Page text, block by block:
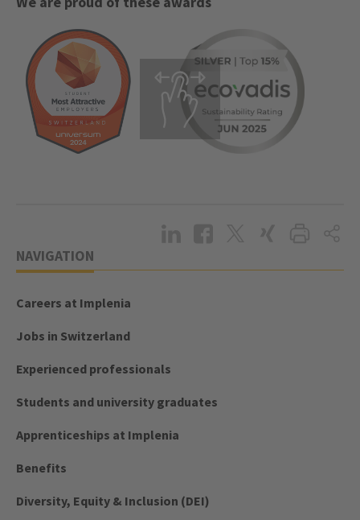
NAVIGATION
Careers at Implenia
Jobs in Switzerland
Experienced professionals
Students and university graduates
Apprenticeships at Implenia
Benefits
Diversity, Equity & Inclusion (DEI)